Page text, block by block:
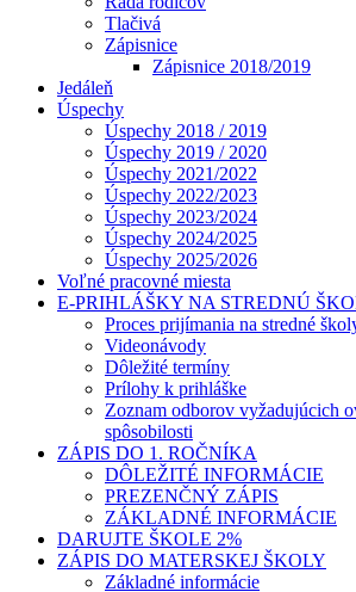
Tlačivá
Zápisnice
Zápisnice 2018/2019
Jedáleň
Úspechy
Úspechy 2018 / 2019
Úspechy 2019 / 2020
Úspechy 2021/2022
Úspechy 2022/2023
Úspechy 2023/2024
Úspechy 2024/2025
Úspechy 2025/2026
Voľné pracovné miesta
E-PRIHLÁŠKY NA STREDNÚ
Proces prijímania na stredné
Videonávody
Dôležité termíny
Prílohy k prihláške
Zoznam odborov vyžadujúcich
spôsobilosti
ZÁPIS DO 1. ROČNÍKA
DÔLEŽITÉ INFORMÁCIE
PREZENČNÝ ZÁPIS
ZÁKLADNÉ INFORMÁCIE
DARUJTE ŠKOLE 2%
ZÁPIS DO MATERSKEJ ŠKOLY
Základné informácie